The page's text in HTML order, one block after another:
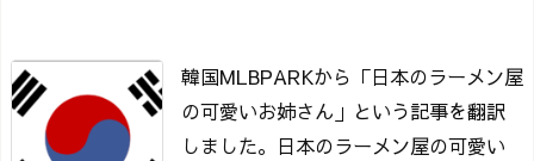
韓国MLBPARKから「日本のラーメン屋
の可愛いお姉さん」という記事を翻訳
しました。 日本のラーメン屋の可愛い